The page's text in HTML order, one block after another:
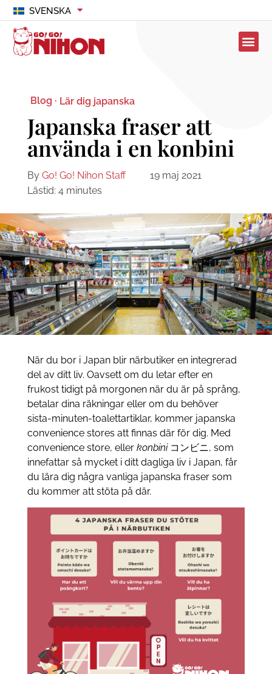
SVENSKA
Blog · Lär dig japanska
Japanska fraser att
använda i en konbini
By Go! Go! Nihon Staff
19 maj 2021
Lästid: 4 minutes
När du bor i Japan blir närbutiker en integrerad
del av ditt liv. Oavsett om du letar efter en
frukost tidigt på morgonen när du är på språng,
betalar dina räkningar eller om du behöver
sista-minuten-toalettartiklar, kommer japanska
convenience stores att finnas där för dig. Med
convenience store, eller konbiniコンビニ, som
innefattar så mycket i ditt dagliga liv i Japan, får
du lära dig några vanliga japanska fraser som
du kommer att stöta på där.